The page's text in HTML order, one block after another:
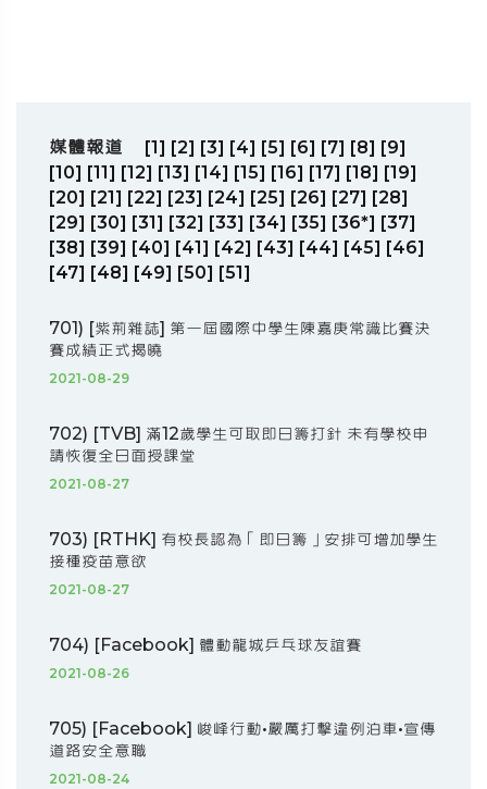
媒體報道 [1] [2] [3] [4] [5] [6] [7] [8] [9]
[10] [11] [12] [13] [14] [15] [16] [17] [18] [19]
[20] [21] [22] [23] [24] [25] [26] [27] [28]
[29] [30] [31] [32] [33] [34] [35] [36*] [37]
[38] [39] [40] [41] [42] [43] [44] [45] [46]
[47] [48] [49] [50] [51]
701) [紫荊雜誌] 第一屆國際中學生陳嘉庚常識比賽決
賽成績正式揭曉
2021-08-29
702) [TVB] 滿12歲學生可取即日籌打針 未有學校申
請恢復全日面授課堂
2021-08-27
703) [RTHK] 有校長認為「即日籌」安排可增加學生
接種疫苗意欲
2021-08-27
704) [Facebook] 體動龍城乒乓球友誼賽
2021-08-26
705) [Facebook] 峻峰行動•嚴厲打擊違例泊車•宣傳
道路安全意職
2021-08-24